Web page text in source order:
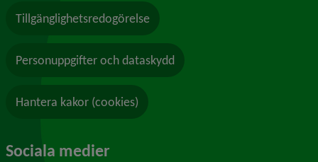
Tillgänglighetsredogörelse
Personuppgifter och dataskydd
Hantera kakor (cookies)
Sociala medier